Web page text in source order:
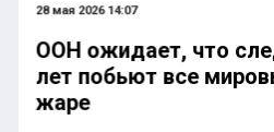
28 мая 2026 14:07
ООН ожидает, что
лет побьют все
жаре